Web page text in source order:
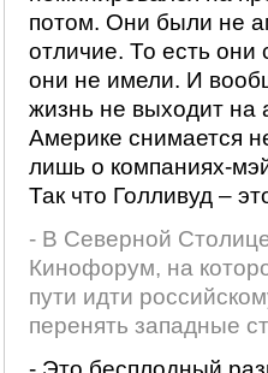
потом. Они были не
отличие. То есть они
они не имели. И
жизнь не выходит на
Америке снимается
лишь о компаниях-
Так что Голливуд –
- В Северной
Кинофорум, на
пути идти
перенять западные